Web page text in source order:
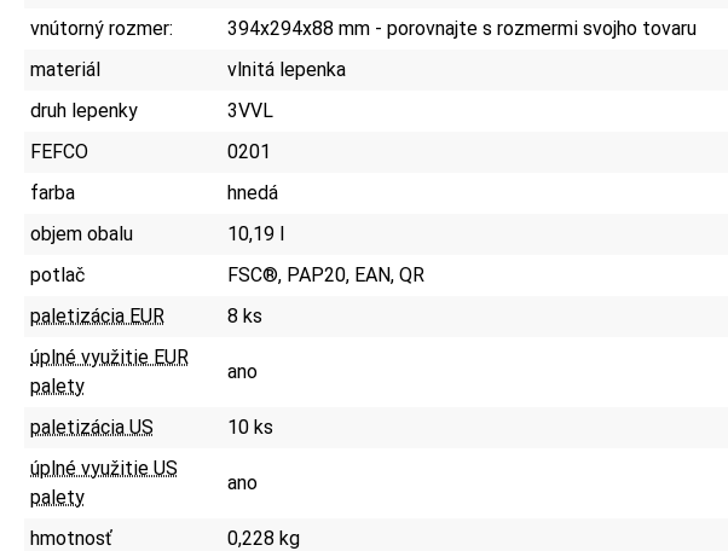
vnútorný rozmer:
394x294x88 mm - porovnajte s rozmermi svojho tovaru
materiál
vlnitá lepenka
druh lepenky
3VVL
FEFCO
0201
farba
hnedá
objem obalu
10,19 l
potlač
FSC®, PAP20, EAN, QR
paletizácia EUR
8 ks
úplné využitie EUR
palety
ano
paletizácia US
10 ks
úplné využitie US
palety
ano
hmotnosť
0,228 kg